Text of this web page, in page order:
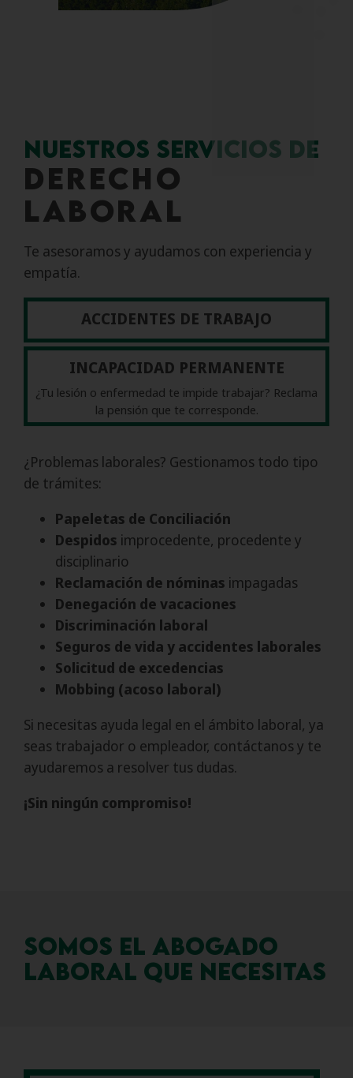
Nuestros servicios de
Derecho
Laboral
Te asesoramos y ayudamos con experiencia y
empatía.
ACCIDENTES DE TRABAJO
INCAPACIDAD PERMANENTE
¿Tu lesión o enfermedad te impide trabajar? Reclama
la pensión que te corresponde.
¿Problemas laborales? Gestionamos todo tipo
de trámites:
Papeletas de Conciliación
Despidos improcedente, procedente y
disciplinario
Reclamación de nóminas impagadas
Denegación de vacaciones
Discriminación laboral
Seguros de vida y accidentes laborales
Solicitud de excedencias
Mobbing (acoso laboral)
Si necesitas ayuda legal en el ámbito laboral, ya
seas trabajador o empleador, contáctanos y te
ayudaremos a resolver tus dudas.
¡Sin ningún compromiso!
Somos el abogado
laboral que necesitas